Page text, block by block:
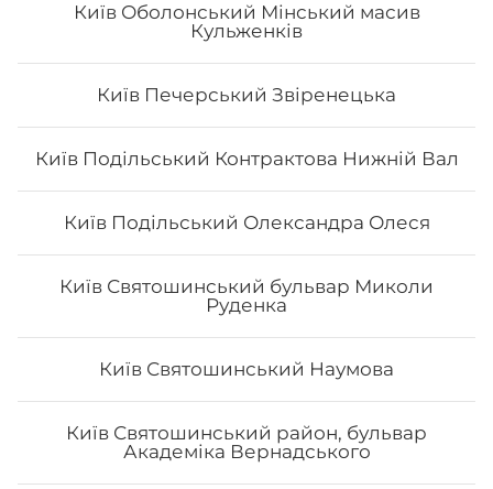
Київ Оболонський Мінський масив
Кульженків
Київ Печерський Звіренецька
Київ Подільський Контрактова Нижній Вал
Київ Подільський Олександра Олеся
Київ Святошинський бульвар Миколи
Руденка
Київ Святошинський Наумова
Київ Святошинський район, бульвар
Академіка Вернадського
Філадельфія з тунцем
Вага: 285 г Склад: норі, рис, сир філа, огірок, тунець,
186₴